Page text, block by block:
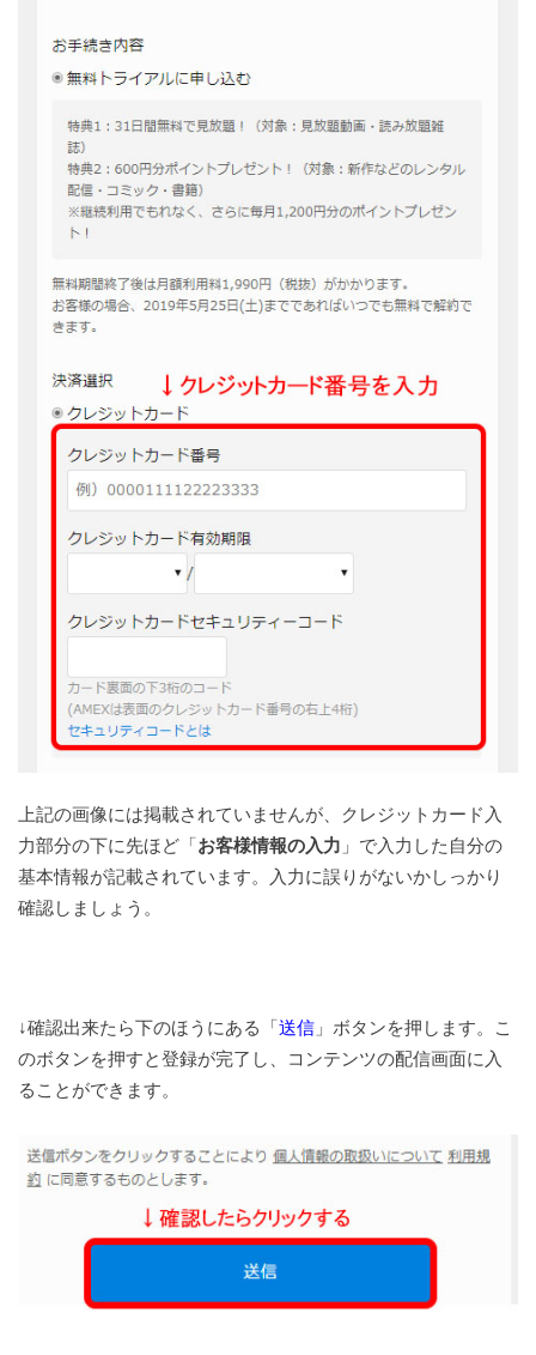
上記の画像には掲載されていませんが、クレジットカード入
力部分の下に先ほど「お客様情報の入力 」で入力した自分の
基本情報が記載されています。入力に誤りがないかしっかり
確認しましょう。
↓確認出来たら下のほうにある「送信 」ボタンを押します。こ
のボタンを押すと登録が完了し、コンテンツの配信画面に入
ることができます。